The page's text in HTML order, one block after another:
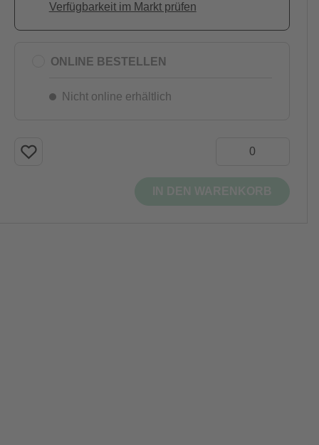
Verfügbarkeit im Markt prüfen
ONLINE BESTELLEN
Nicht online erhältlich